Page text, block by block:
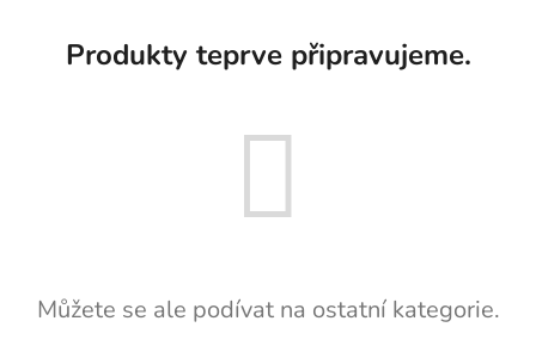
Produkty teprve připravujeme.
Můžete se ale podívat na ostatní kategorie.